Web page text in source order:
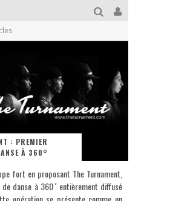
: PREMIER
À 360°
fort en proposant The Turnament,
danse à 360 ̊ entièrement diffusé